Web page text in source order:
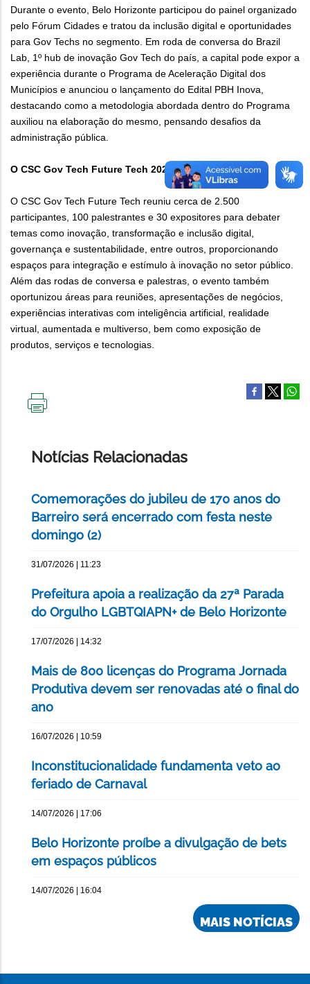
Durante o evento, Belo Horizonte participou do painel organizado
pelo Fórum Cidades e tratou da inclusão digital e oportunidades
para Gov Techs no segmento. Em roda de conversa do Brazil
Lab, 1º hub de inovação Gov Tech do país, a capital pode expor a
experiência durante o Programa de Aceleração Digital dos
Municípios e anunciou o lançamento do Edital PBH Inova,
destacando como a metodologia abordada dentro do Programa
auxiliou na elaboração do mesmo, pensando desafios da
administração pública.
O CSC Gov Tech Future Tech 2024
O CSC Gov Tech Future Tech reuniu cerca de 2.500
participantes, 100 palestrantes e 30 expositores para debater
temas como inovação, transformação e inclusão digital,
governança e sustentabilidade, entre outros, proporcionando
espaços para integração e estímulo à inovação no setor público.
Além das rodas de conversa e palestras, o evento também
oportunizou áreas para reuniões, apresentações de negócios,
experiências interativas com inteligência artificial, realidade
virtual, aumentada e multiverso, bem como exposição de
produtos, serviços e tecnologias.
Notícias Relacionadas
Comemorações do jubileu de 170 anos do
Barreiro será encerrado com festa neste
domingo (2)
31/07/2026 | 11:23
Prefeitura apoia a realização da 27ª Parada
do Orgulho LGBTQIAPN+ de Belo Horizonte
17/07/2026 | 14:32
Mais de 800 licenças do Programa Jornada
Produtiva devem ser renovadas até o final do
ano
16/07/2026 | 10:59
Inconstitucionalidade fundamenta veto ao
feriado de Carnaval
14/07/2026 | 17:06
Belo Horizonte proíbe a divulgação de bets
em espaços públicos
14/07/2026 | 16:04
MAIS NOTÍCIAS